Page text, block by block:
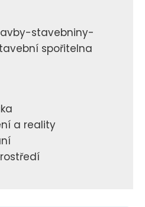
stavebniny-
spořitelna
a reality